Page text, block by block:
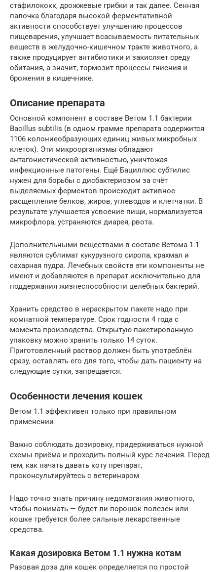
стафилококк, дрожжевые грибки и так далее. Сенная
палочка благодаря высокой ферментативной
активности способствует улучшению процессов
пищеварения, улучшает всасываемость питательных
веществ в желудочно-кишечном тракте животного, а
также продуцирует антибиотики и закисляет среду
обитания, а значит, тормозит процессы гниения и
брожения в кишечнике.
Описание препарата
Основной компонент в составе Ветом 1.1 бактерии
Bacillus subtilis (в одном грамме препарата содержится
1106 колониеобразующих единиц живых микробных
клеток). Эти микроорганизмы обладают
антагонистической активностью, уничтожая
инфекционные патогены. Ещё Бациллюс субтилис
нужен для борьбы с дисбактериозом за счёт
выделяемых ферментов происходит активное
расщепление белков, жиров, углеводов и клетчатки. В
результате улучшается усвоение пищи, нормализуется
микрофлора, устраняются диарея, рвота.
Дополнительными веществами в составе Ветома 1.1
являются сублимат кукурузного сиропа, крахмал и
сахарная пудра. Лечебных свойств эти компоненты не
имеют и добавляются в препарат исключительно для
поддержания жизнеспособности целебных бактерий.
Хранить средство в нераскрытом пакете надо при
комнатной температуре. Срок годности 4 года с
момента производства. Открытую пакетированную
упаковку можно хранить только 14 суток.
Приготовленный раствор должен быть употреблён
сразу, оставлять его для того, чтобы дать пациенту на
следующие сутки, запрещается.
Особенности лечения кошек
Ветом 1.1 эффективен только при правильном
применении
Важно соблюдать дозировку, придерживаться нужной
схемы приёма и проходить полный курс лечения. Перед
тем, как начать давать коту препарат,
проконсультируйтесь с ветеринаром
Надо точно знать причину недомогания животного,
чтобы понимать — будет ли порошок полезен или
кошке требуется более сильные лекарственные
средства.
Какая дозировка Ветом 1.1 нужна котам
Разовая доза для кошек определяется по простой